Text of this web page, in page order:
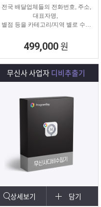
전국 배달업체들의 전화번호, 주소,
대표자명,
별점 등을 카테고리/지역 별로 수집
타겟 마케팅용 DB를 수집해주는 프
로그램입니다.
499,000 원
무신사 사업자디비추출기
상세보기 담기